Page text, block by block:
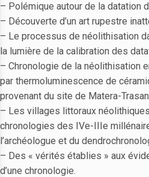
– Polémique autour de la datation
– Découverte d’un art rupestre
– Le processus de néolithisation
la lumière de la calibration des
– Chronologie de la néolithisation
par thermoluminescence de
provenant du site de Matera-
– Les villages littoraux
chronologies des IVe-IIIe
l’archéologue et du
– Des « vérités établies » aux
d’une chronologie.